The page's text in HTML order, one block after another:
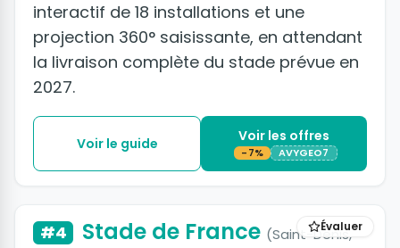
interactif de 18 installations et une
projection 360° saisissante, en attendant
la livraison complète du stade prévue en
2027.
Voir le guide Voir les offres
-7% AVYGEO7
Évaluer
#4 Stade de France (Saint-Denis,